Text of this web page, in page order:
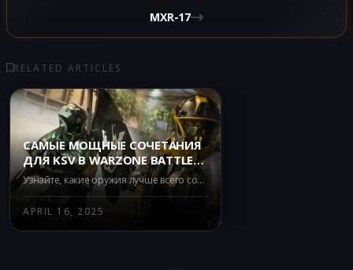
MXR-17
RELATED ARTICLES
САМЫЕ МОЩНЫЕ СОЧЕТАНИЯ
ДЛЯ KSV В WARZONE BATTLE
ROYALE
Узнайте, какие оружия лучше всего сочетаются с KSV в Warzone Battle Royale и обеспечьте себе победу.
APRIL 16, 2025